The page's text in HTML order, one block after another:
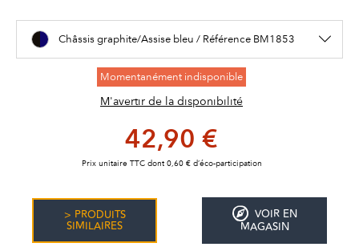
Châssis graphite/Assise bleu / Référence BM1853
Momentanément indisponible
M'avertir de la disponibilité
42,90 €
Prix unitaire TTC dont 0,60 € d’éco-participation
> PRODUITS
SIMILAIRES
VOIR EN
MAGASIN